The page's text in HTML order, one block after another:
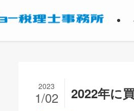
2022年に
2023
1/02